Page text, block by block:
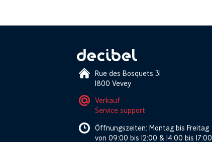
Rue des Bosquets 31
1800 Vevey
Verkauf
Service support
Öffnungszeiten: Montag bis Freitag
von 09:00 bis 12:00 & 14:00 bis 17:00